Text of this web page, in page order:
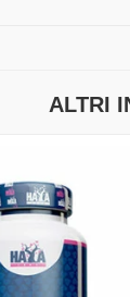
ALTRI